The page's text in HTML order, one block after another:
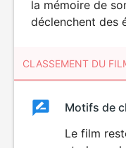
la mémoire de
déclenchent des
CLASSEMENT DU
Classement
Motifs de
Le film